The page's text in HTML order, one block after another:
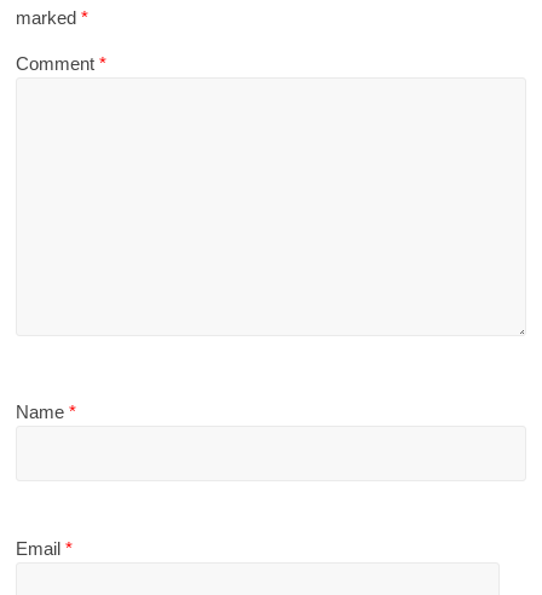
marked*
Comment*
Name*
Email*